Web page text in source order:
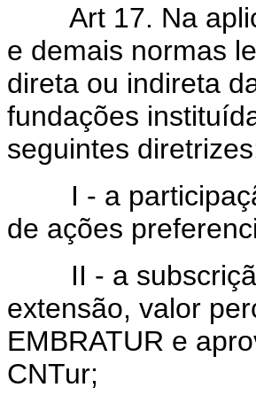
Art 17. Na
e demais normas
direta ou indireta
fundações
seguintes
I - a
de ações
II - a subscrição
extensão, valor
EMBRATUR e
CNTur;